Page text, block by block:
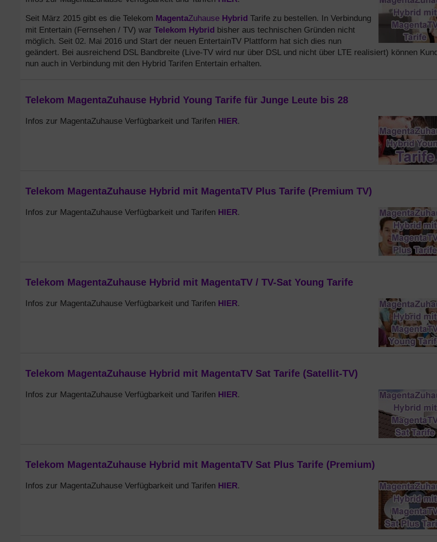
Seit März 2015 gibt es die Telekom MagentaZuhause Hybrid Tarife zu bestellen. In Verbindung
mit Entertain (Fernsehen / TV) war Telekom Hybrid bisher aus technischen Gründen nicht
möglich. Seit 02. Mai 2016 und Start der neuen EntertainTV Plattform hat sich dies nun
geändert. Bei ausreichend DSL Bandbreite (Live-TV wird nur über DSL und nicht über LTE realisiert) können
nun auch in Verbindung mit den Hybrid Tarifen Entertain erhalten.
Telekom MagentaZuhause Hybrid Young Tarife für Junge Leute bis 28
Infos zur MagentaZuhause Verfügbarkeit und Tarifen HIER.
Telekom MagentaZuhause Hybrid mit MagentaTV Plus Tarife (Premium TV)
Infos zur MagentaZuhause Verfügbarkeit und Tarifen HIER.
Telekom MagentaZuhause Hybrid mit MagentaTV / TV-Sat Young Tarife
Infos zur MagentaZuhause Verfügbarkeit und Tarifen HIER.
Telekom MagentaZuhause Hybrid mit MagentaTV Sat Tarife (Satellit-TV)
Infos zur MagentaZuhause Verfügbarkeit und Tarifen HIER.
Telekom MagentaZuhause Hybrid mit MagentaTV Sat Plus Tarife (Premium)
Infos zur MagentaZuhause Verfügbarkeit und Tarifen HIER.